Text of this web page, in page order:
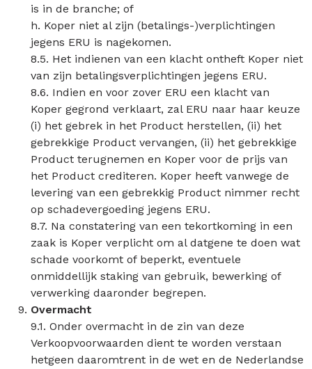
is in de branche; of
h. Koper niet al zijn (betalings-)verplichtingen
jegens ERU is nagekomen.
8.5. Het indienen van een klacht ontheft Koper niet
van zijn betalingsverplichtingen jegens ERU.
8.6. Indien en voor zover ERU een klacht van
Koper gegrond verklaart, zal ERU naar haar keuze
(i) het gebrek in het Product herstellen, (ii) het
gebrekkige Product vervangen, (ii) het gebrekkige
Product terugnemen en Koper voor de prijs van
het Product crediteren. Koper heeft vanwege de
levering van een gebrekkig Product nimmer recht
op schadevergoeding jegens ERU.
8.7. Na constatering van een tekortkoming in een
zaak is Koper verplicht om al datgene te doen wat
schade voorkomt of beperkt, eventuele
onmiddellijk staking van gebruik, bewerking of
verwerking daaronder begrepen.
Overmacht
9.1. Onder overmacht in de zin van deze
Verkoopvoorwaarden dient te worden verstaan
hetgeen daaromtrent in de wet en de Nederlandse